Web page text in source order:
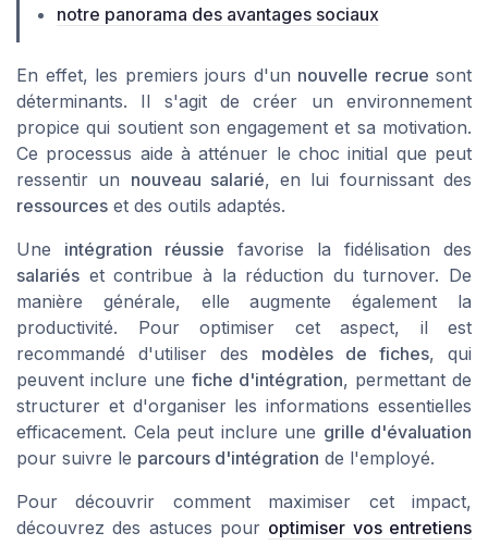
notre panorama des avantages sociaux
En effet, les premiers jours d'un nouvelle recrue sont
déterminants. Il s'agit de créer un environnement
propice qui soutient son engagement et sa motivation.
Ce processus aide à atténuer le choc initial que peut
ressentir un nouveau salarié, en lui fournissant des
ressources et des outils adaptés.
Une intégration réussie favorise la fidélisation des
salariés et contribue à la réduction du turnover. De
manière générale, elle augmente également la
productivité. Pour optimiser cet aspect, il est
recommandé d'utiliser des modèles de fiches, qui
peuvent inclure une fiche d'intégration, permettant de
structurer et d'organiser les informations essentielles
efficacement. Cela peut inclure une grille d'évaluation
pour suivre le parcours d'intégration de l'employé.
Pour découvrir comment maximiser cet impact,
découvrez des astuces pour optimiser vos entretiens